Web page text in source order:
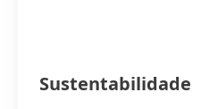
Sustentabilidade